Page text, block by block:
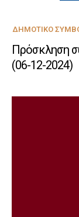
ΔΗΜΟΤΙΚΌ
Πρόσκληση
(06-12-2024)